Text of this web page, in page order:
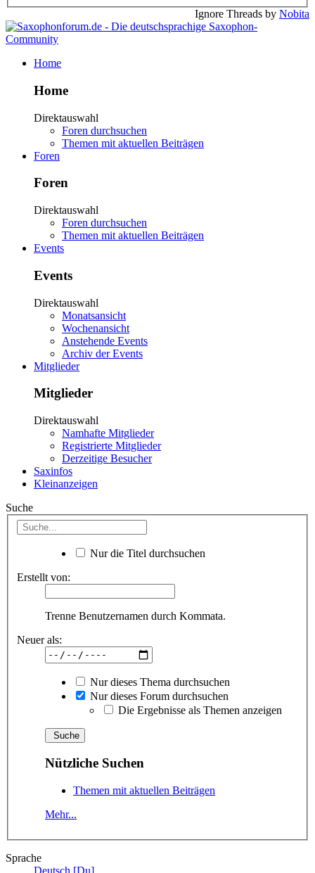
Ignore Threads by Nobita
Home
Home
Direktauswahl
Foren durchsuchen
Themen mit aktuellen Beiträgen
Foren
Foren
Direktauswahl
Foren durchsuchen
Themen mit aktuellen Beiträgen
Events
Events
Direktauswahl
Monatsansicht
Wochenansicht
Anstehende Events
Archiv der Events
Mitglieder
Mitglieder
Direktauswahl
Namhafte Mitglieder
Registrierte Mitglieder
Derzeitige Besucher
Saxinfos
Kleinanzeigen
Suche
Nur die Titel durchsuchen
Erstellt von:
Trenne Benutzernamen durch Kommata.
Neuer als:
Nur dieses Thema durchsuchen
Nur dieses Forum durchsuchen
Die Ergebnisse als Themen anzeigen
Nützliche Suchen
Themen mit aktuellen Beiträgen
Mehr...
Sprache
Deutsch [Du]